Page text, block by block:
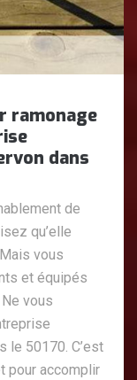
ramonage
dans
de
qu’elle
vous
et équipés
vous
le 50170. C’est
pour accomplir